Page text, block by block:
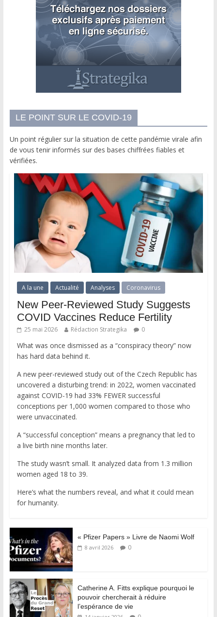
LE POINT SUR LE COVID-19
Un point régulier sur la situation de cette pandémie virale afin
de vous tenir informés sur des bases chiffrées fiables et
vérifiées.
A la une Actualité Analyses Coronavirus
New Peer-Reviewed Study Suggests
COVID Vaccines Reduce Fertility
25 mai 2026 Rédaction Strategika 0
What was once dismissed as a “conspiracy theory” now
has hard data behind it.
A new peer-reviewed study out of the Czech Republic has
uncovered a disturbing trend: in 2022, women vaccinated
against COVID-19 had 33% FEWER successful
conceptions per 1,000 women compared to those who
were unvaccinated.
A “successful conception” means a pregnancy that led to
a live birth nine months later.
The study wasn’t small. It analyzed data from 1.3 million
women aged 18 to 39.
Here’s what the numbers reveal, and what it could mean
for humanity.
« Pfizer Papers » Livre de Naomi Wolf
8 avril 2026 0
Catherine A. Fitts explique pourquoi le
pouvoir chercherait à réduire
l’espérance de vie